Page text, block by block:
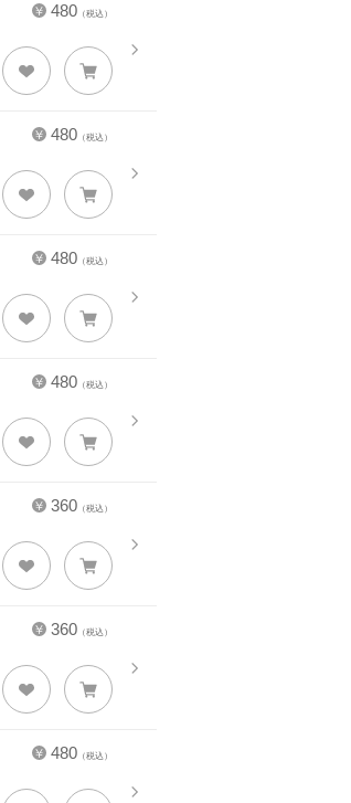
480 （税込）
480 （税込）
480 （税込）
480 （税込）
360 （税込）
360 （税込）
480 （税込）